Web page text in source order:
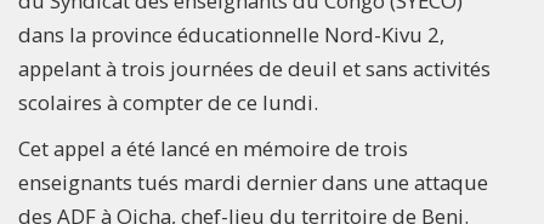
dans la province éducationnelle Nord-Kivu 2,
appelant à trois journées de deuil et sans activités
scolaires à compter de ce lundi.
Cet appel a été lancé en mémoire de trois
enseignants tués mardi dernier dans une attaque
des ADF à Oicha, chef-lieu du territoire de Beni.